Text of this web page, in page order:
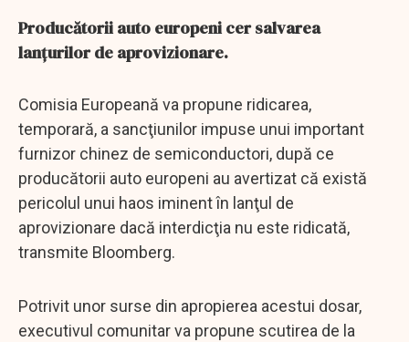
Producătorii auto europeni cer salvarea
lanțurilor de aprovizionare.
Comisia Europeană va propune ridicarea,
temporară, a sancţiunilor impuse unui important
furnizor chinez de semiconductori, după ce
producătorii auto europeni au avertizat că există
pericolul unui haos iminent în lanţul de
aprovizionare dacă interdicţia nu este ridicată,
transmite Bloomberg.
Potrivit unor surse din apropierea acestui dosar,
executivul comunitar va propune scutirea de la